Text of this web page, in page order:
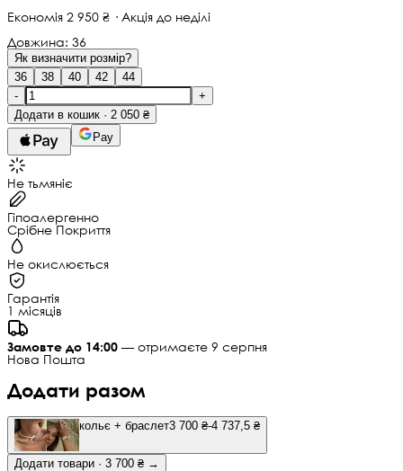
Економія 2 950 ₴ · Акція до неділі
Довжина: 36
Як визначити розмір?
36
38 40 42
44
-
+
Додати в кошик · 2 050 ₴
Pay
Не тьмяніє
Гіпоалергенно
Срібне Покриття
Не окислюється
Гарантія
1 місяців
Замовте до 14:00 — отримаєте 9 серпня
Нова Пошта
Додати разом
кольє + браслет3 700 ₴-4 737,5 ₴
Додати товари · 3 700 ₴ →